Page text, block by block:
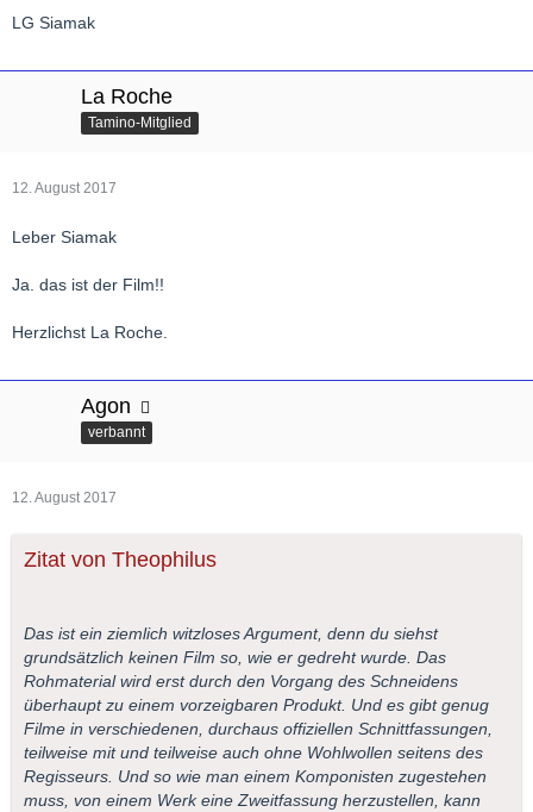
LG Siamak
La Roche
Tamino-Mitglied
12. August 2017
Leber Siamak
Ja. das ist der Film!!
Herzlichst La Roche.
Agon
verbannt
12. August 2017
Zitat von Theophilus
Das ist ein ziemlich witzloses Argument, denn du siehst
grundsätzlich keinen Film so, wie er gedreht wurde. Das
Rohmaterial wird erst durch den Vorgang des Schneidens
überhaupt zu einem vorzeigbaren Produkt. Und es gibt genug
Filme in verschiedenen, durchaus offiziellen Schnittfassungen,
teilweise mit und teilweise auch ohne Wohlwollen seitens des
Regisseurs. Und so wie man einem Komponisten zugestehen
muss, von einem Werk eine Zweitfassung herzustellen, kann